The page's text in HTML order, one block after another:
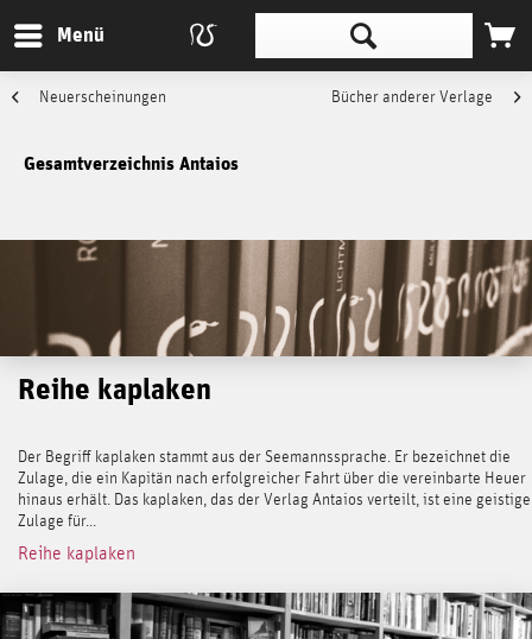
Menü
Neuerscheinungen Bücher anderer Verlage
Gesamtverzeichnis Antaios
Reihe kaplaken
Der Begriff kaplaken stammt aus der Seemannssprache. Er bezeichnet die
Zulage, die ein Kapitän nach erfolgreicher Fahrt über die vereinbarte Heuer
hinaus erhält. Das kaplaken, das der Verlag Antaios verteilt, ist eine geistige
Zulage für...
Reihe kaplaken